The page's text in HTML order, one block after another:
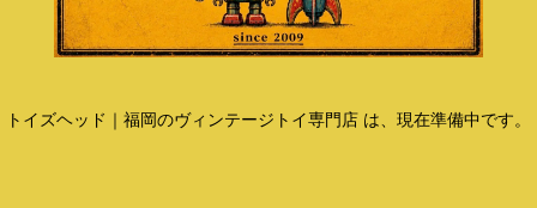
トイズヘッド｜福岡のヴィンテージトイ専門店 は、現在準備中です。